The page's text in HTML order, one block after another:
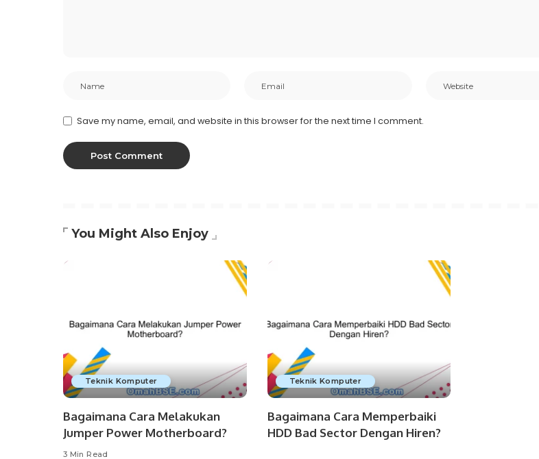
Save my name, email, and website in this browser for the next time I comment.
You Might Also Enjoy
Teknik Komputer
Bagaimana Cara Melakukan
Jumper Power Motherboard?
3 Min Read
Teknik Komputer
Bagaimana Cara Memperbaiki
HDD Bad Sector Dengan Hiren?